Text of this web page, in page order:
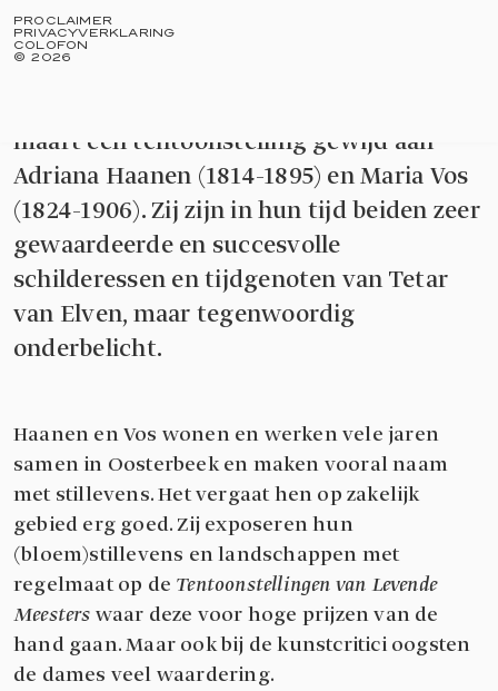
maart een tentoonstelling gewijd aan
Adriana Haanen (1814-1895) en Maria Vos
(1824-1906). Zij zijn in hun tijd beiden zeer
gewaardeerde en succesvolle
schilderessen en tijdgenoten van Tetar
van Elven, maar tegenwoordig
onderbelicht.
Haanen en Vos wonen en werken vele jaren
samen in Oosterbeek en maken vooral naam
met stillevens. Het vergaat hen op zakelijk
gebied erg goed. Zij exposeren hun
(bloem)stillevens en landschappen met
regelmaat op de Tentoonstellingen van Levende
Meesterswaar deze voor hoge prijzen van de
hand gaan. Maar ook bij de kunstcritici oogsten
de dames veel waardering.
PROCLAIMER
PRIVACYVERKLARING
COLOFON
©2026